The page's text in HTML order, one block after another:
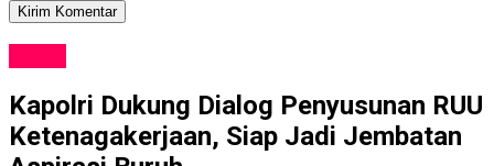
Kapolri Dukung Dialog Penyusunan RUU
Ketenagakerjaan, Siap Jadi Jembatan